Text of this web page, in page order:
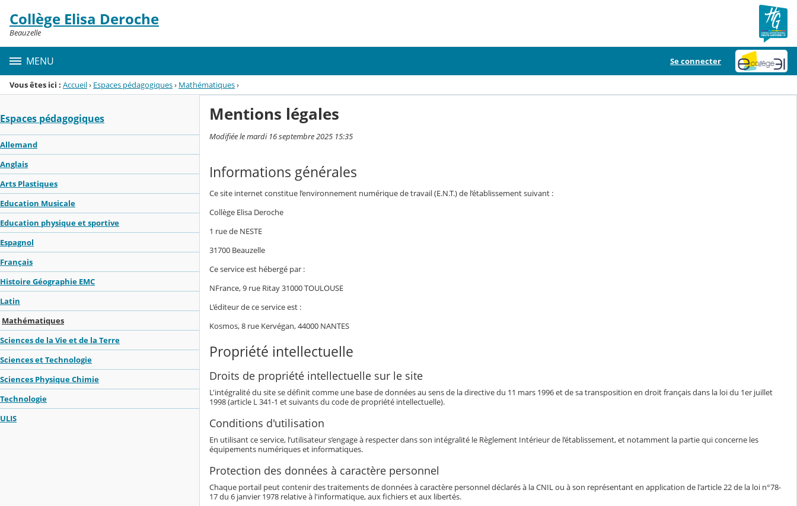
Menu de la rubrique
Contenu
Collège Elisa Deroche
Beauzelle
MENU Se connecter
Vous êtes ici : Accueil› Espaces pédagogiques› Mathématiques›
Espaces pédagogiques
Allemand
Anglais
Arts Plastiques
Education Musicale
Education physique et sportive
Espagnol
Français
Histoire Géographie EMC
Latin
Mathématiques
Sciences de la Vie et de la Terre
Sciences et Technologie
Sciences Physique Chimie
Technologie
ULIS
Mentions légales
Modifiée le mardi 16 septembre 2025 15:35
Informations générales
Ce site internet constitue l’environnement numérique de travail (E.N.T.) de l’établissement suivant :
Collège Elisa Deroche
1 rue de NESTE
31700 Beauzelle
Ce service est hébergé par :
NFrance, 9 rue Ritay 31000 TOULOUSE
L’éditeur de ce service est :
Kosmos, 8 rue Kervégan, 44000 NANTES
Propriété intellectuelle
Droits de propriété intellectuelle sur le site
L'intégralité du site se définit comme une base de données au sens de la directive du 11 mars 1996 et de sa transposition en droit français dans la loi du 1er juillet
1998 (article L 341-1 et suivants du code de propriété intellectuelle).
Conditions d'utilisation
En utilisant ce service, l’utilisateur s’engage à respecter dans son intégralité le Règlement Intérieur de l’établissement, et notamment la partie qui concerne les
équipements numériques et informatiques.
Protection des données à caractère personnel
Chaque portail peut contenir des traitements de données à caractère personnel déclarés à la CNIL ou à son représentant en application de l'article 22 de la loi n°78-
17 du 6 janvier 1978 relative à l'informatique, aux fichiers et aux libertés.